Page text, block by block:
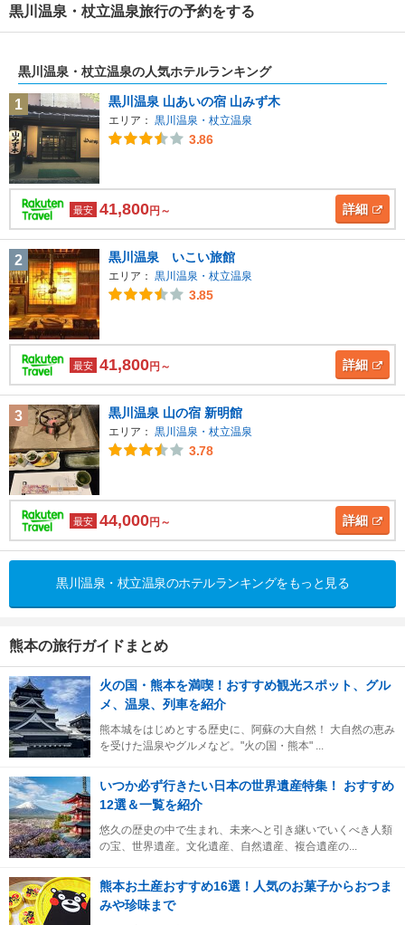
黒川温泉・杖立温泉旅行の予約をする
黒川温泉・杖立温泉の人気ホテルランキング
1 黒川温泉 山あいの宿 山みず木
エリア： 黒川温泉・杖立温泉
3.86
最安 41,800円～ 詳細
2 黒川温泉 いこい旅館
エリア： 黒川温泉・杖立温泉
3.85
最安 41,800円～ 詳細
3 黒川温泉 山の宿 新明館
エリア： 黒川温泉・杖立温泉
3.78
最安 44,000円～ 詳細
黒川温泉・杖立温泉のホテルランキングをもっと見る
熊本の旅行ガイドまとめ
火の国・熊本を満喫！おすすめ観光スポット、グル
メ、温泉、列車を紹介
熊本城をはじめとする歴史に、阿蘇の大自然！ 大自然の恵み
を受けた温泉やグルメなど。"火の国・熊本" ...
いつか必ず行きたい日本の世界遺産特集！ おすすめ
12選＆一覧を紹介
悠久の歴史の中で生まれ、未来へと引き継いでいくべき人類
の宝、世界遺産。文化遺産、自然遺産、複合遺産の...
熊本お土産おすすめ16選！人気のお菓子からおつま
みや珍味まで